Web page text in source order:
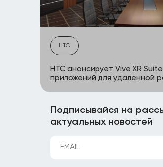
HTC
HTC анонсирует Vive XR
приложений для удаленной
Подписывайся на
актуальных новостей